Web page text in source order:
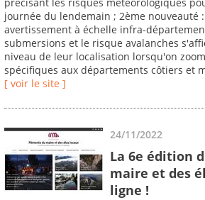
journée du lendemain ; 2ème nouveauté
avertissement à échelle infra-
submersions et le risque avalanches
niveau de leur localisation lorsqu'on
spécifiques aux départements côtiers et
[ voir le site ]
24/11/2022
La 6e édition
maire et des
ligne !